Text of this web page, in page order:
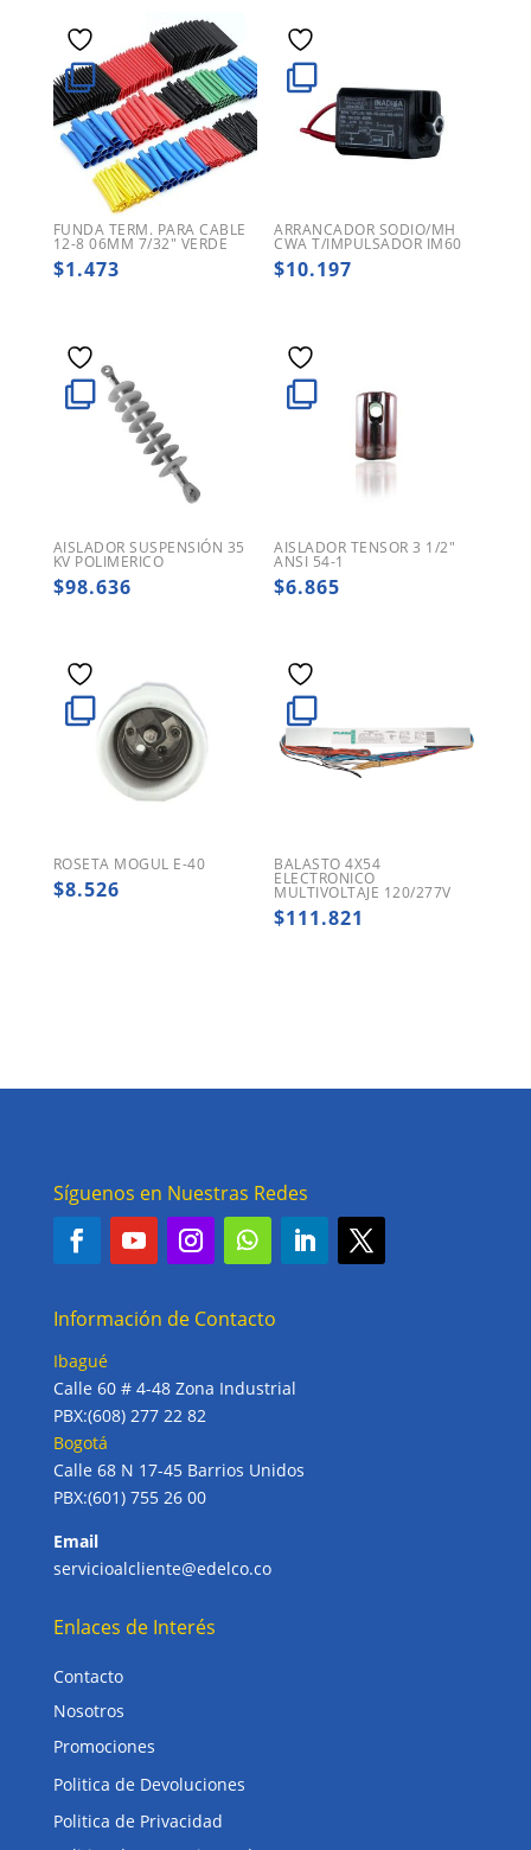
FUNDA TERM. PARA CABLE
12-8 06MM 7/32″ VERDE
$1.473
ARRANCADOR SODIO/MH
CWA T/IMPULSADOR IM60
$10.197
AISLADOR SUSPENSIÓN 35
KV POLIMERICO
$98.636
AISLADOR TENSOR 3 1/2″
ANSI 54-1
$6.865
ROSETA MOGUL E-40
$8.526
BALASTO 4X54
ELECTRONICO
MULTIVOLTAJE 120/277V
$111.821
Síguenos en Nuestras Redes
Información de Contacto
Ibagué
Calle 60 # 4-48 Zona Industrial
PBX:(608) 277 22 82
Bogotá
Calle 68 N 17-45 Barrios Unidos
PBX:(601) 755 26 00
Email
servicioalcliente@edelco.co
Enlaces de Interés
Contacto
Nosotros
Promociones
Politica de Devoluciones
Politica de Privacidad